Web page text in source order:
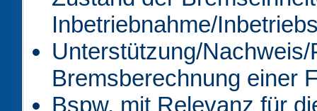
Inbetriebnahme/
Unterstützung/
Bremsberechnung einer
Bspw. mit Relevanz für